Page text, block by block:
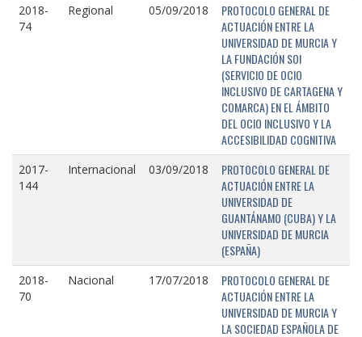
2018-
74
Regional 05/09/2018
PROTOCOLO GENERAL DE
ACTUACIÓN ENTRE LA
UNIVERSIDAD DE MURCIA Y
LA FUNDACIÓN SOI
(SERVICIO DE OCIO
INCLUSIVO DE CARTAGENA Y
COMARCA) EN EL ÁMBITO
DEL OCIO INCLUSIVO Y LA
ACCESIBILIDAD COGNITIVA
2017-
144
Internacional 03/09/2018
PROTOCOLO GENERAL DE
ACTUACIÓN ENTRE LA
UNIVERSIDAD DE
GUANTÁNAMO (CUBA) Y LA
UNIVERSIDAD DE MURCIA
(ESPAÑA)
2018-
70
Nacional 17/07/2018
PROTOCOLO GENERAL DE
ACTUACIÓN ENTRE LA
UNIVERSIDAD DE MURCIA Y
LA SOCIEDAD ESPAÑOLA DE